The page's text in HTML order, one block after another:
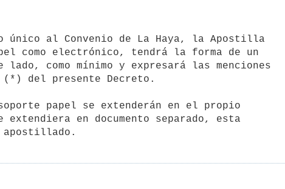
como electrónico, tendrá la forma de un
lado, como mínimo y expresará las menciones
(*) del presente Decreto.
papel se extenderán en el propio
en documento separado, esta